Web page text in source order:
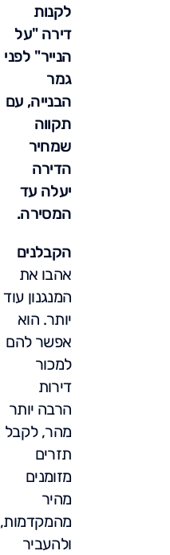
לקנות
דירה "על
הנייר" לפני
גמר
הבנייה, עם
תקווה
שמחיר
הדירה
יעלה עד
המסירה.
הקבלנים
אהבו את
המנגנון עוד
יותר. הוא
אפשר להם
למכור
דירות
הרבה יותר
מהר, לקבל
תזרים
מזומנים
מהיר
מהמקדמות,
ולהעביר